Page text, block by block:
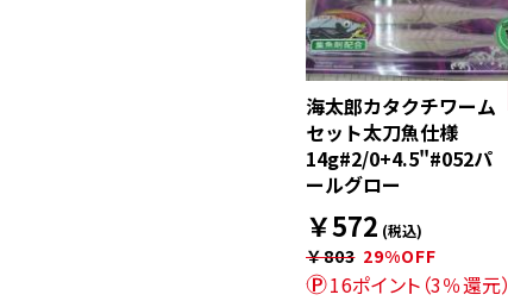
海太郎カタクチワーム
セット太刀魚仕様
14g#2/0+4.5"#052パ
ールグロー
￥572 (税込)
￥803 29%OFF
16ポイント（3％還元）